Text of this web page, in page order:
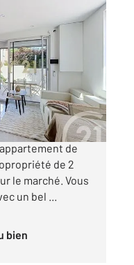
calme proche
de
de 2
le marché. Vous
un bel ...
bien